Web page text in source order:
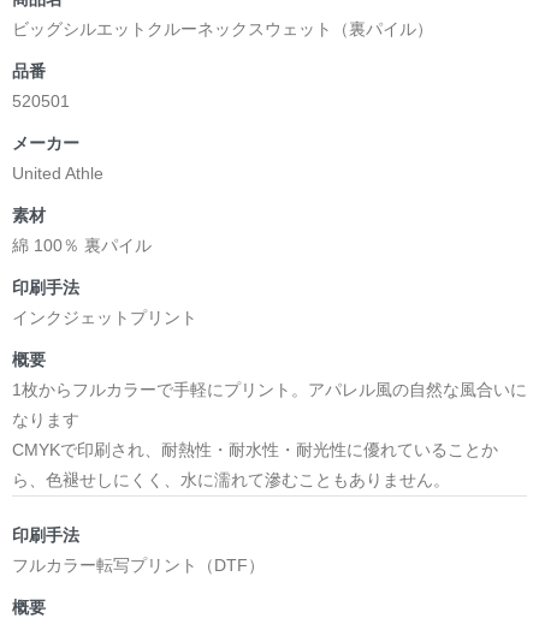
ビッグシルエットクルーネックスウェット（裏パイル）
品番
520501
メーカー
United Athle
素材
綿 100％ 裏パイル
印刷手法
インクジェットプリント
概要
1枚からフルカラーで手軽にプリント。アパレル風の自然な風合いに
なります
CMYKで印刷され、耐熱性・耐水性・耐光性に優れていることか
ら、色褪せしにくく、水に濡れて滲むこともありません。
印刷手法
フルカラー転写プリント（DTF）
概要